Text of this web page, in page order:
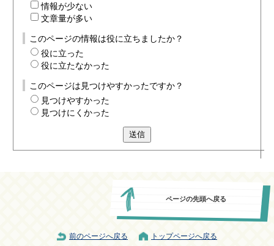
情報が少ない
文章量が多い
このページの情報は役に立ちましたか？
役に立った
役に立たなかった
このページは見つけやすかったですか？
見つけやすかった
見つけにくかった
送信
ページの先頭へ戻る
前のページへ戻る トップページへ戻る